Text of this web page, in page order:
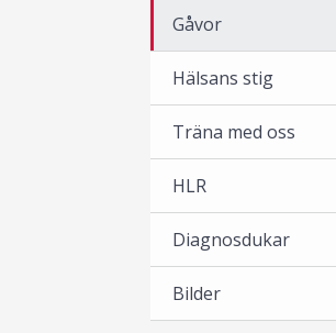
Gåvor
Hälsans stig
Träna med oss
HLR
Diagnosdukar
Bilder